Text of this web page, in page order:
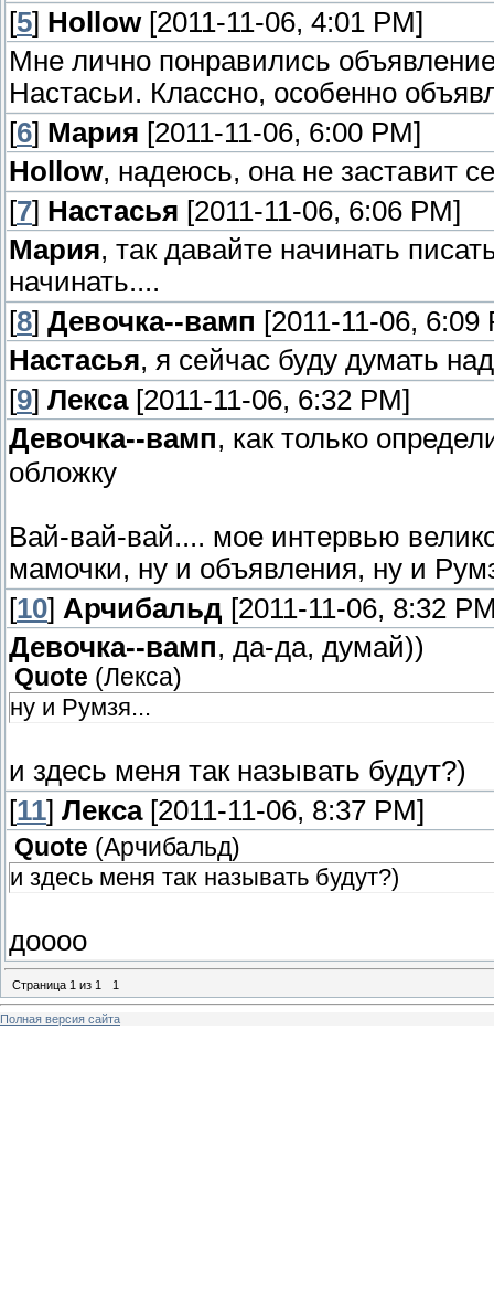
[5] Hollow[2011-11-06, 4:01 PM]
Мне лично понравились
Настасьи. Классно, особенно
[6] Мария [2011-11-06, 6:00 PM]
Hollow, надеюсь, она не заставит
[7] Настасья [2011-11-06, 6:06 PM]
Мария, так давайте начинать
начинать....
[8] Девочка--вамп [2011-11-06, 6:09
Настасья, я сейчас буду думать
[9] Лекса[2011-11-06, 6:32 PM]
Девочка--вамп, как только
обложку
Вай-вай-вай.... мое интервью
мамочки, ну и объявления, ну и
[10] Арчибальд [2011-11-06, 8:32
Девочка--вамп, да-да, думай))
Quote (Лекса)
ну и Румзя...
и здесь меня так называть будут?)
[11] Лекса[2011-11-06, 8:37 PM]
Quote (Арчибальд)
и здесь меня так называть будут?)
доооо
Страница 1 из 1 1
Полная версия сайта